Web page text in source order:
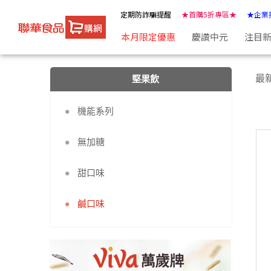
定期防詐騙提醒 ★首購5折專區★ ★企業
本月限定優惠 慶讚中元 注目
堅果飲
機能系列
無加糖
甜口味
鹹口味
最